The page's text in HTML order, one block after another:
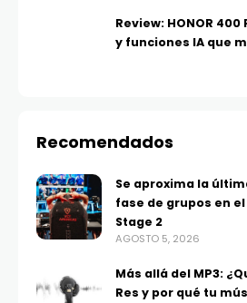
Review: HONOR
y funciones IA que
Recomendados
Se aproxima la
fase de grupos en el
Stage 2
AGOSTO 5, 2026
Más allá del MP3:
Res y por qué tu